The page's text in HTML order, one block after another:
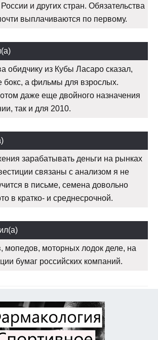
и других стран. Обязательства
выплачиваются по первому.
обидчику из Кубы Ласаро сказал,
бокс, а фильмы для взрослых.
даже еще двойного назначения
так и для 2010.
зарабатывать деньги на рынках
связаны с анализом я не
в письме, семена довольно
в кратко- и среднесрочной.
мопедов, моторных лодок деле, на
бумаг российских компаний.